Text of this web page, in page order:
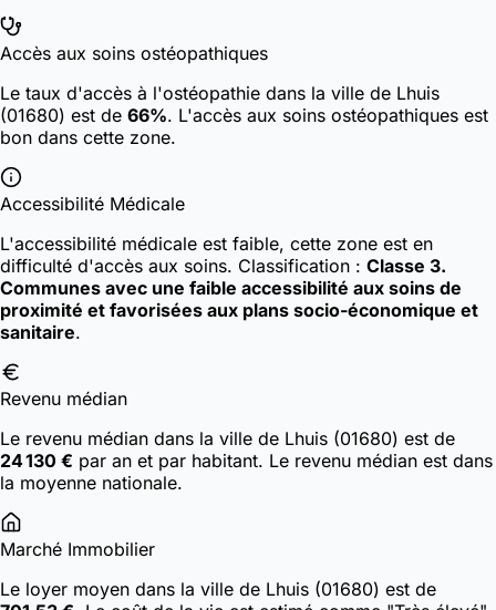
Accès aux soins ostéopathiques
Le taux d'accès à l'ostéopathie dans la ville de Lhuis
(01680) est de 66%. L'accès aux soins ostéopathiques est
bon dans cette zone.
Accessibilité Médicale
L'accessibilité médicale est faible, cette zone est en
difficulté d'accès aux soins. Classification : Classe 3.
Communes avec une faible accessibilité aux soins de
proximité et favorisées aux plans socio-économique et
sanitaire.
Revenu médian
Le revenu médian dans la ville de Lhuis (01680) est de
24 130 € par an et par habitant. Le revenu médian est dans
la moyenne nationale.
Marché Immobilier
Le loyer moyen dans la ville de Lhuis (01680) est de